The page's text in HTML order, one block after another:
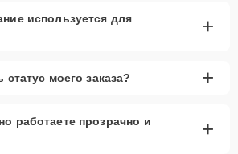
используется для
+
статус моего заказа? +
работаете прозрачно и
+